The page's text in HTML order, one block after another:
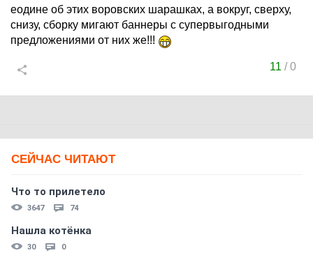
еодине об этих воровских шарашках, а вокруг, сверху,
снизу, сборку мигают баннеры с супервыгодными
предложениями от них же!!!
11 /0
СЕЙЧАС ЧИТАЮТ
Что то прилетело
3647 74
Нашла котёнка
30 0